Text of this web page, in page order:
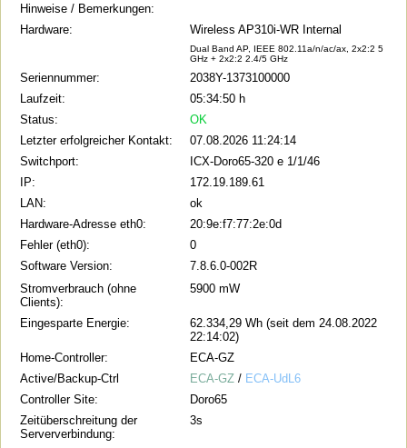
Computer-
Hinweise / Bemerkungen:
Hardware:
Wireless AP310i-WR Internal
Dual Band AP, IEEE 802.11a/n/ac/ax, 2x2:2 5
GHz + 2x2:2 2.4/5 GHz
Seriennummer:
2038Y-1373100000
Laufzeit:
05:34:50 h
Status:
OK
Letzter erfolgreicher Kontakt:
07.08.2026 11:24:14
Switchport:
ICX-Doro65-320 e 1/1/46
IP:
172.19.189.61
LAN:
ok
Hardware-Adresse eth0:
20:9e:f7:77:2e:0d
Fehler (eth0):
0
Software Version:
7.8.6.0-002R
Stromverbrauch (ohne
Clients):
5900 mW
Eingesparte Energie:
62.334,29 Wh (seit dem 24.08.2022
22:14:02)
Home-Controller:
ECA-GZ
Active/Backup-Ctrl
ECA-GZ / ECA-UdL6
Controller Site:
Doro65
Zeitüberschreitung der
Serververbindung:
3s